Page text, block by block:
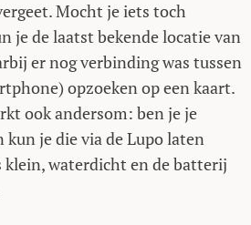
Mocht je iets toch
je de laatst bekende locatie van
er nog verbinding was tussen
opzoeken op een kaart.
ook andersom: ben je je
je die via de Lupo laten
klein, waterdicht en de batterij